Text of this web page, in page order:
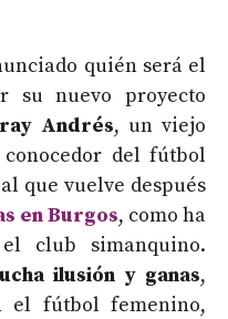
quién será el
su nuevo proyecto
Andrés, un viejo
del fútbol
que vuelve después
en Burgos, como ha
club simanquino.
ilusión y ganas,
el fútbol femenino,